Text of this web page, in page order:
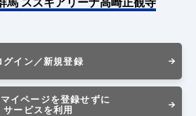
馬 スズキアリーナ高崎正観寺
グイン／新規登録
イページを登録せずに
サービスを利用